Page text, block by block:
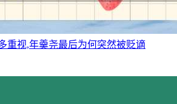
重视,年羹尧最后为何突然被贬谪